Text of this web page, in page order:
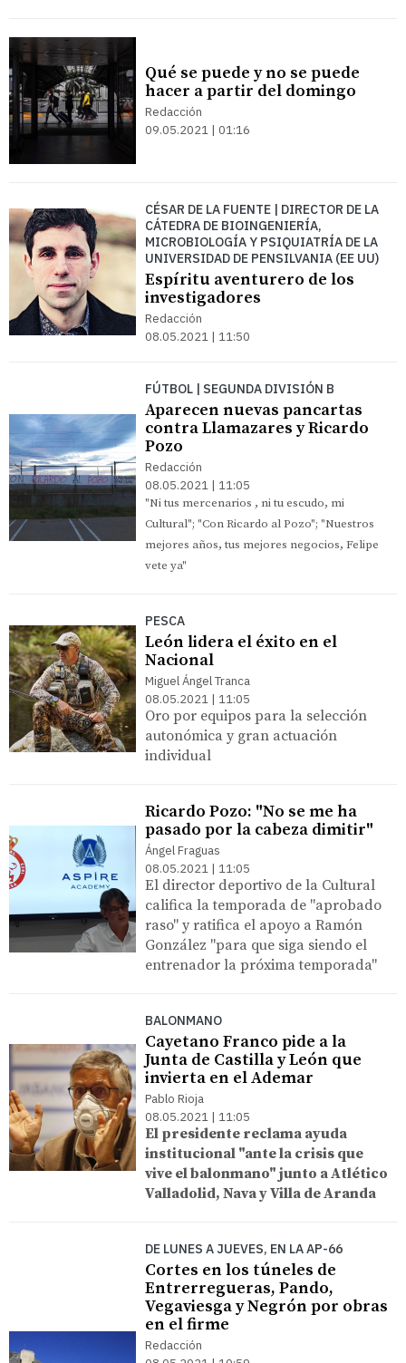
Qué se puede y no se puede
hacer a partir del domingo
Redacción
09.05.2021 | 01:16
CÉSAR DE LA FUENTE | DIRECTOR DE LA
CÁTEDRA DE BIOINGENIERÍA,
MICROBIOLOGÍA Y PSIQUIATRÍA DE LA
UNIVERSIDAD DE PENSILVANIA (EE UU)
Espíritu aventurero de los
investigadores
Redacción
08.05.2021 | 11:50
FÚTBOL | SEGUNDA DIVISIÓN B
Aparecen nuevas pancartas
contra Llamazares y Ricardo
Pozo
Redacción
08.05.2021 | 11:05
"Ni tus mercenarios , ni tu escudo, mi
Cultural"; "Con Ricardo al Pozo"; "Nuestros
mejores años, tus mejores negocios, Felipe
vete ya"
PESCA
León lidera el éxito en el
Nacional
Miguel Ángel Tranca
08.05.2021 | 11:05
Oro por equipos para la selección
autonómica y gran actuación
individual
Ricardo Pozo: "No se me ha
pasado por la cabeza dimitir"
Ángel Fraguas
08.05.2021 | 11:05
El director deportivo de la Cultural
califica la temporada de "aprobado
raso" y ratifica el apoyo a Ramón
González "para que siga siendo el
entrenador la próxima temporada"
BALONMANO
Cayetano Franco pide a la
Junta de Castilla y León que
invierta en el Ademar
Pablo Rioja
08.05.2021 | 11:05
El presidente reclama ayuda
institucional "ante la crisis que
vive el balonmano" junto a Atlético
Valladolid, Nava y Villa de Aranda
DE LUNES A JUEVES, EN LA AP-66
Cortes en los túneles de
Entrerregueras, Pando,
Vegaviesga y Negrón por obras
en el firme
Redacción